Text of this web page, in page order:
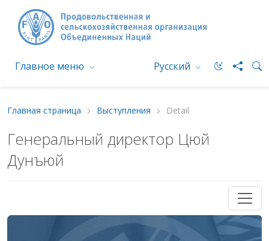
Главное меню Русский
Главная страница Выступления Detail
Генеральный директор Цюй
Дунъюй